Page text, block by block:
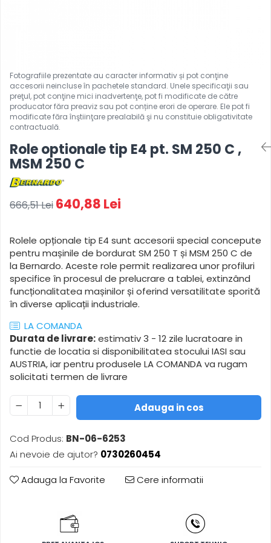
Strunguri de precizie
Strunguri metal cu freza
Strunguri universale
Strunguri universale cu afisaj
digital
Strunguri universale cu viteza
variabila
Masini de gaurit
Masini de gaurit - Vario - cu masa
Masini de gaurit cu angrenaj,
masa si coloana
Masini de gaurit cu coloana
Masini de gaurit cu coloana si cap
de actionare
Masini de gaurit cu coloana si
Masini de gaurit cu masa
Masini de gaurit cu stand si
coloana
Masini de gaurit radiale
Masini de gaurit si frezat
Masini de gaurit cu freza
Centre de prelucrare verticale
CNC
Masini de frezat multifunctionale
Masini de frezat verticale
Masini de slefuit metal
Role optionale tip E4 pt. SM 250 C ,
MSM 250 C
666,51 Lei 640,88 Lei
Rolele opționale tip E4 sunt accesorii special concepute
pentru mașinile de bordurat SM 250 T și MSM 250 C de
la Bernardo. Aceste role permit realizarea unor profiluri
specifice în procesul de prelucrare a tablei, extinzând
funcționalitatea mașinilor și oferind versatilitate sporită
în diverse aplicații industriale.
LA COMANDA
Durata de livrare:estimativ 3 - 12 zile lucratoare in
functie de locatia si disponibilitatea stocului IASI sau
AUSTRIA, iar pentru produsele LA COMANDA va rugam
solicitati termen de livrare
Adauga in cos
Cod Produs: BN-06-6253
Ai nevoie de ajutor? 0730260454
Adauga la Favorite
Cere informatii